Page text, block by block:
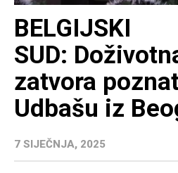
BELGIJSKI
SUD:
zatvora
Udbašu iz
7 SIJEČNJA, 2025